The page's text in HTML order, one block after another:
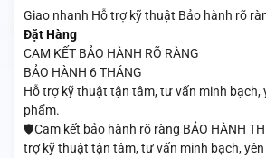
Giao nhanh Hỗ trợ kỹ thuật Bảo hành rõ
Đặt Hàng
CAM KẾT BẢO HÀNH RÕ RÀNG
BẢO HÀNH 6 THÁNG
Hỗ trợ kỹ thuật tận tâm, tư vấn minh bạch,
phẩm.
🛡️Cam kết bảo hành rõ ràng BẢO HÀNH
trợ kỹ thuật tận tâm, tư vấn minh bạch,